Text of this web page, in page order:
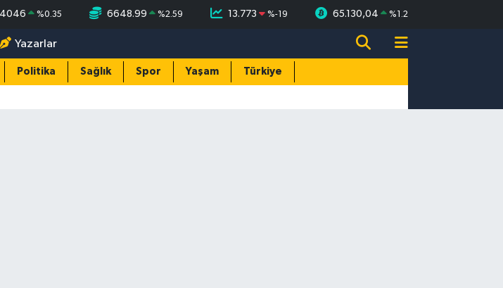
%0.35 6648.99 %2.59 13.773 %-19 65.130,04 %1.2
Yazarlar
Politika Sağlık Spor Yaşam Türkiye